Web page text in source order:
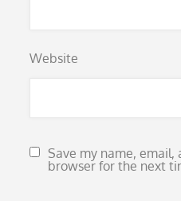
Website
Save my name,
browser for the next